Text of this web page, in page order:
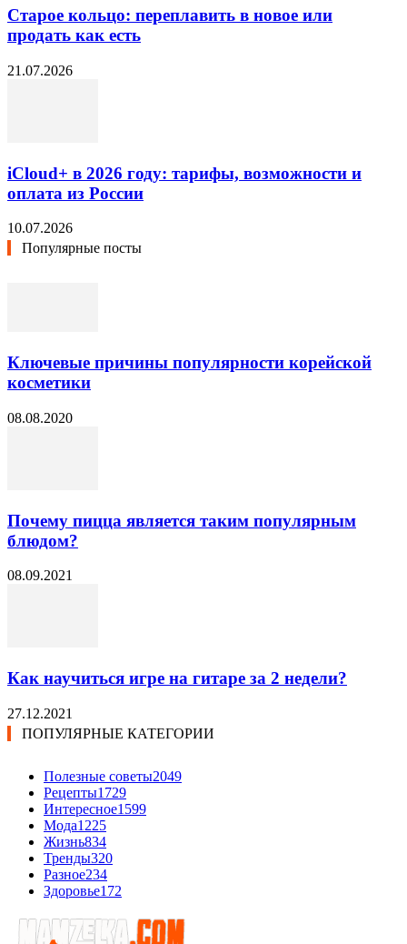
Старое кольцо: переплавить в новое или
продать как есть
21.07.2026
iCloud+ в 2026 году: тарифы, возможности и
оплата из России
10.07.2026
Популярные посты
Ключевые причины популярности корейской
косметики
08.08.2020
Почему пицца является таким популярным
блюдом?
08.09.2021
Как научиться игре на гитаре за 2 недели?
27.12.2021
ПОПУЛЯРНЫЕ КАТЕГОРИИ
Полезные советы2049
Рецепты1729
Интересное1599
Мода1225
Жизнь834
Тренды320
Разное234
Здоровье172